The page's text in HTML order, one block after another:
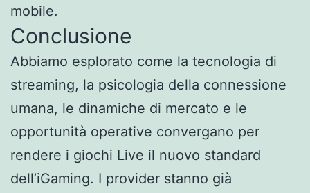
mobile.
Conclusione
Abbiamo esplorato come la tecnologia di
streaming, la psicologia della connessione
umana, le dinamiche di mercato e le
opportunità operative convergano per
rendere i giochi Live il nuovo standard
dell’iGaming. I provider stanno già